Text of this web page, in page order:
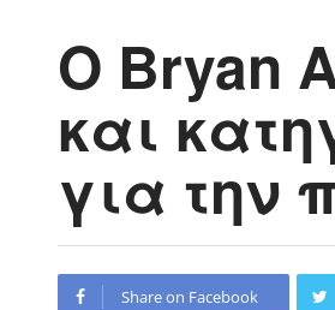
Ο Bryan
και
για την
Share on Facebook